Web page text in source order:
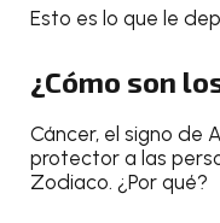
Esto es lo que le
¿Cómo son
Cáncer, el signo de
protector a las
Zodiaco. ¿Por qué?